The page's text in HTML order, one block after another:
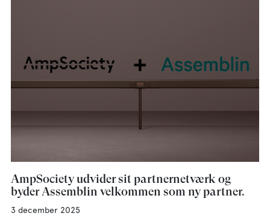
AmpSociety udvider sit partnernetværk og
byder Assemblin velkommen som ny partner.
3 december 2025